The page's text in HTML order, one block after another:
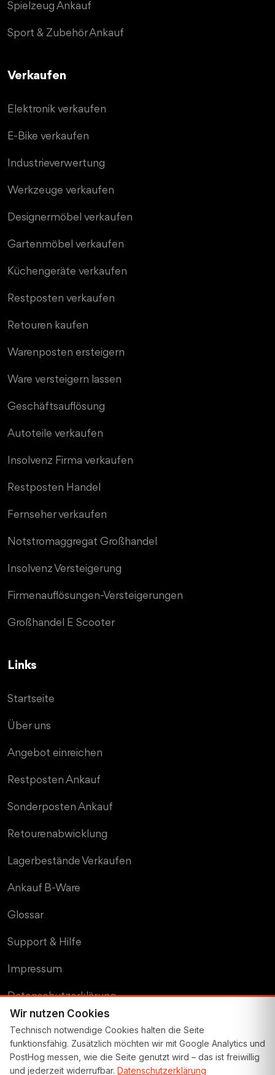
Wir nutzen Cookies
Technisch notwendige Cookies halten die Seite
funktionsfähig. Zusätzlich möchten wir mit Google Analytics und
PostHog messen, wie die Seite genutzt wird – das ist freiwillig
und jederzeit widerrufbar. Datenschutzerklärung
Spielzeug Ankauf
Sport & Zubehör Ankauf
Verkaufen
Elektronik verkaufen
E-Bike verkaufen
Industrieverwertung
Werkzeuge verkaufen
Designermöbel verkaufen
Gartenmöbel verkaufen
Küchengeräte verkaufen
Restposten verkaufen
Retouren kaufen
Warenposten ersteigern
Ware versteigern lassen
Geschäftsauflösung
Autoteile verkaufen
Insolvenz Firma verkaufen
Restposten Handel
Fernseher verkaufen
Notstromaggregat Großhandel
Insolvenz Versteigerung
Firmenauflösungen-Versteigerungen
Großhandel E Scooter
Links
Startseite
Über uns
Angebot einreichen
Restposten Ankauf
Sonderposten Ankauf
Retourenabwicklung
Lagerbestände Verkaufen
Ankauf B-Ware
Glossar
Support & Hilfe
Impressum
Datenschutzerklärung
AGB Auktion
MD TRADE Support
Angebotsformular